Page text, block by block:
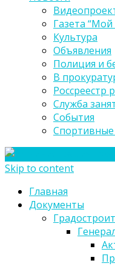
Газета “Мой
Культура
Объявления
Полиция и
В
Россреестр
Служба
События
Спортивные
Skip to content
Главная
Документы